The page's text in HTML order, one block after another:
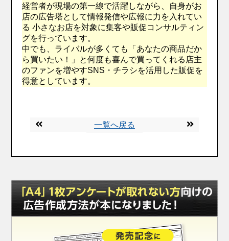
経営者が現場の第一線で活躍しながら、自身がお
店の広告塔として情報発信や広報に力を入れてい
る 小さなお店を対象に集客や販促コンサルティン
グを行っています。
中でも、ライバルが多くても「あなたの商品だか
ら買いたい！」と何度も喜んで買ってくれる店主
のファンを増やすSNS・チラシを活用した販促を
得意としています。
一覧へ戻る